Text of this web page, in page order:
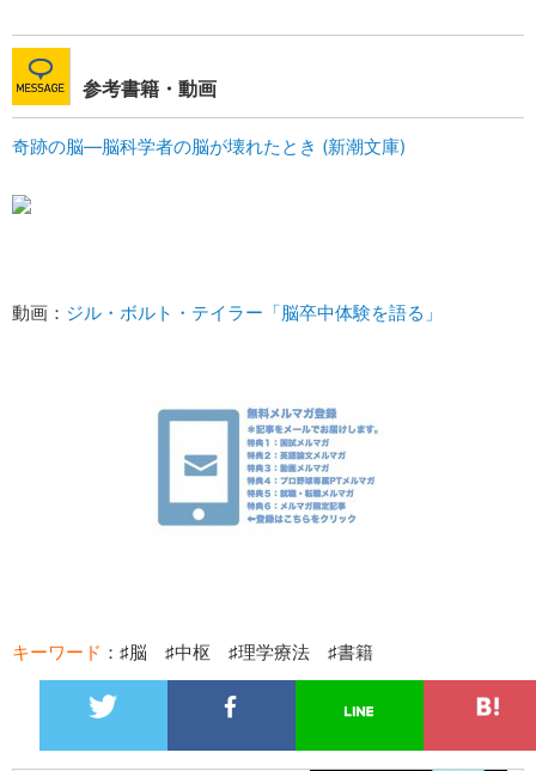
参考書籍・動画
奇跡の脳―脳科学者の脳が壊れたとき (新潮文庫)
動画： ジル・ボルト・テイラー「脳卒中体験を語る」
キーワード ：♯脳 ♯中枢 ♯理学療法 ♯書籍